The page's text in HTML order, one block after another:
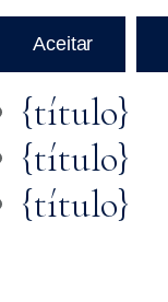
Aceitar
{título}
{título}
{título}
Saltar